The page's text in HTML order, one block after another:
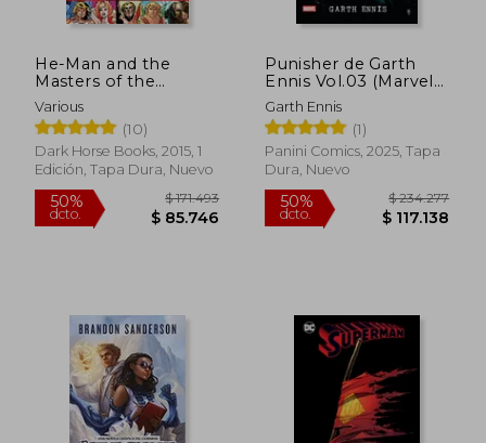
50%
dcto. $ 119.903
10%
dcto. $
He-Man and the
Masters of the
Universe Minicomic
Collection (en Inglés)
Various
(10)
Dark Horse Books, 2015, 1
Edición, Tapa Dura, Nuevo
Punisher de Garth
Ennis Vol.03 (Marvel
Omnibus)
Garth Ennis
(1)
Panini Comics, 2025, Tapa
Dura, Nuevo